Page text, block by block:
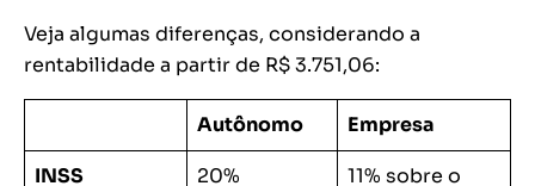
Veja algumas diferenças, considerando a
rentabilidade a partir de R$ 3.751,06:
Autônomo Empresa
INSS
20%
11% sobre o